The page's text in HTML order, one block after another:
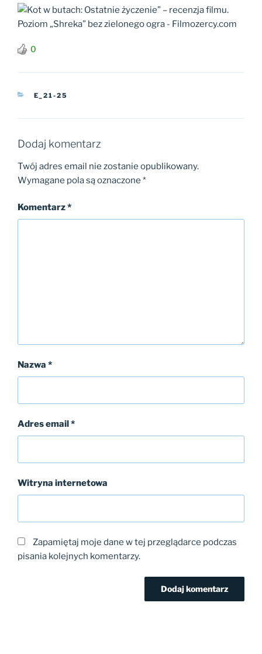
0
KATEGORIE
E_21-25
Dodaj komentarz
Twój adres email nie zostanie opublikowany.
Wymagane pola są oznaczone *
Komentarz*
Nazwa *
Adres email*
Witryna internetowa
Zapamiętaj moje dane w tej przeglądarce podczas
pisania kolejnych komentarzy.